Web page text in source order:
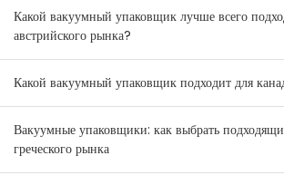
Какой вакуумный упаковщик лучше всего
австрийского рынка?
Какой вакуумный упаковщик подходит для
Вакуумные упаковщики: как выбрать
греческого рынка